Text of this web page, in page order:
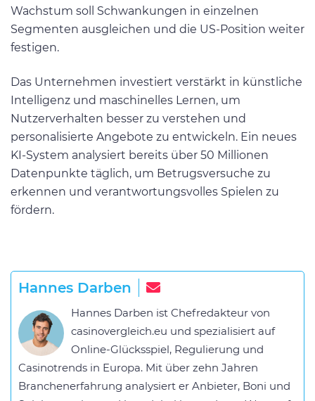
Wachstum soll Schwankungen in einzelnen
Segmenten ausgleichen und die US-Position weiter
festigen.
Das Unternehmen investiert verstärkt in künstliche
Intelligenz und maschinelles Lernen, um
Nutzerverhalten besser zu verstehen und
personalisierte Angebote zu entwickeln. Ein neues
KI-System analysiert bereits über 50 Millionen
Datenpunkte täglich, um Betrugsversuche zu
erkennen und verantwortungsvolles Spielen zu
fördern.
Hannes Darben
Hannes Darben ist Chefredakteur von
casinovergleich.eu und spezialisiert auf
Online-Glücksspiel, Regulierung und
Casinotrends in Europa. Mit über zehn Jahren
Branchenerfahrung analysiert er Anbieter, Boni und